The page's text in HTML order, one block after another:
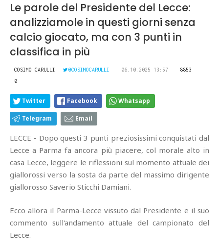
Le parole del Presidente del Lecce:
analizziamole in questi giorni senza
calcio giocato, ma con 3 punti in
classifica in più
COSIMO CARULLI @COSIMOCARULLI 06.10.2025 13:57
8853
0
Twitter Facebook Whatsapp
Telegram Email
LECCE - Dopo questi 3 punti preziosissimi conquistati dal
Lecce a Parma fa ancora più piacere, col morale alto in
casa Lecce, leggere le riflessioni sul momento attuale dei
giallorossi verso la sosta da parte del massimo dirigente
giallorosso Saverio Sticchi Damiani.
Ecco allora il Parma-Lecce vissuto dal Presidente e il suo
commento sull'andamento attuale del campionato del
Lecce.